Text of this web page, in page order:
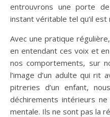
entrouvrons une porte
instant véritable tel qu’il est
Avec une pratique
en entendant ces voix et
nos comportements, sur
l’image d’un adulte qui rit
pitreries d’un enfant,
déchirements intérieurs
mentale. Ils ne sont pas la